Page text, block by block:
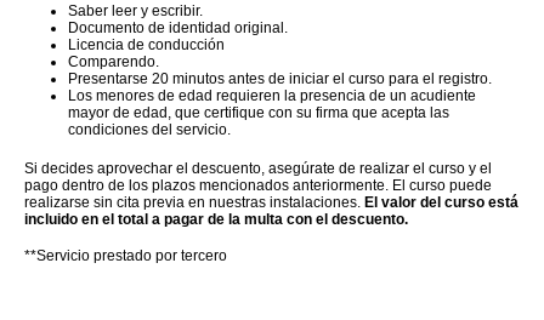
Saber leer y escribir.
Documento de identidad original.
Licencia de conducción
Comparendo.
Presentarse 20 minutos antes de iniciar el curso para el registro.
Los menores de edad requieren la presencia de un acudiente
mayor de edad, que certifique con su firma que acepta las
condiciones del servicio.
Si decides aprovechar el descuento, asegúrate de realizar el curso y el
pago dentro de los plazos mencionados anteriormente. El curso puede
realizarse sin cita previa en nuestras instalaciones. El valor del curso está
incluido en el total a pagar de la multa con el descuento.
**Servicio prestado por tercero